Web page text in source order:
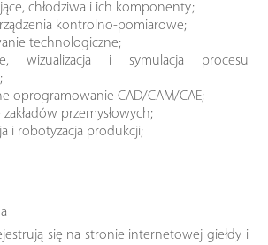
chłodziwa i ich komponenty;
kontrolno-pomiarowe;
technologiczne​;
wizualizacja i symulacja procesu
oprogramowanie CAD/CAM/CAE;
przemysłowych;
i robotyzacja produkcji;
się na stronie internetowej giełdy i